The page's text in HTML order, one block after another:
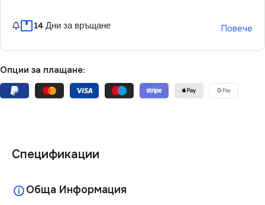
14 Дни за връщане Повече
Опции за плащане:
Спецификации
Обща Информация